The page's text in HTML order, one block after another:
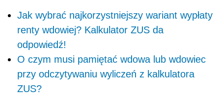
Jak wybrać najkorzystniejszy wariant wypłaty
renty wdowiej? Kalkulator ZUS da
odpowiedź!
O czym musi pamiętać wdowa lub wdowiec
przy odczytywaniu wyliczeń z kalkulatora
ZUS?